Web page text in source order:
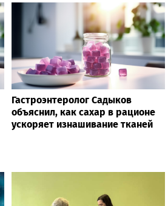
Гастроэнтеролог Садыков
объяснил, как сахар в рационе
ускоряет изнашивание тканей